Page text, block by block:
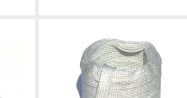
Herstellerinformationen